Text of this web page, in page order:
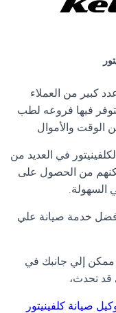
كبير من العملاء
فيها فروعه لطب
الوقت والأموال
في العديد من
من الحصول على
السهولة.
افضل خدمة صيانة علي
إلي جانبك في
قد تحدث،
صيانة كلفينيتور